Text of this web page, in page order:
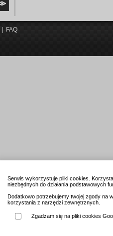
Serwis wykorzystuje pliki cookies.
niezbędnych do działania podstawowych
Dodatkowo potrzebujemy twojej zgody na
korzystania z narzędzi zewnętrznych.
Zgadzam się na pliki cookies
FAQ